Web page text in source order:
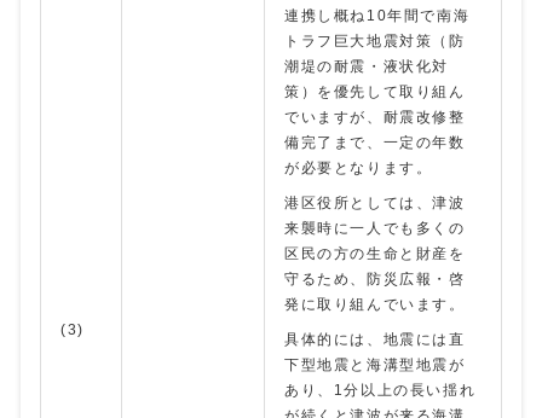
(3)
連携し概ね10年間で南海
トラフ巨大地震対策（防
潮堤の耐震・液状化対
策）を優先して取り組ん
でいますが、耐震改修整
備完了まで、一定の年数
が必要となります。
港区役所としては、津波
来襲時に一人でも多くの
区民の方の生命と財産を
守るため、防災広報・啓
発に取り組んでいます。
具体的には、地震には直
下型地震と海溝型地震が
あり、1分以上の長い揺れ